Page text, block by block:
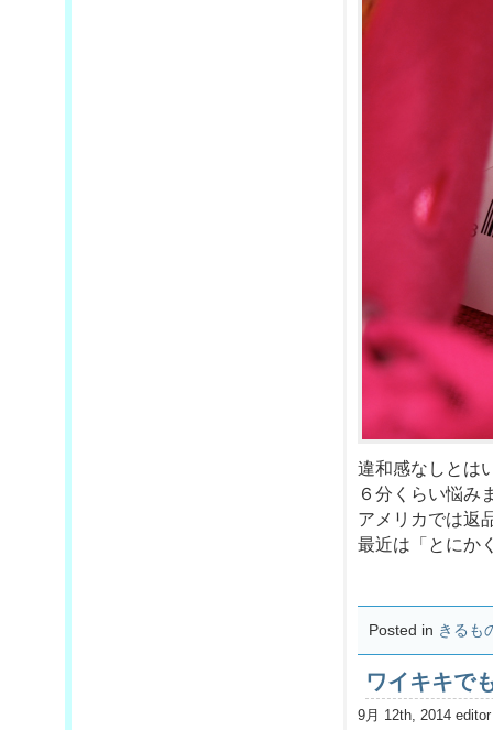
違和感なしとは
６分くらい悩み
アメリカでは返
最近は「とにか
Posted in きるも
ワイキキで
9月 12th, 2014 editor